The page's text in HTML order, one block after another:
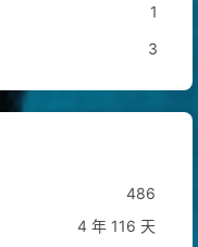
1
3
486
4 年 116 天